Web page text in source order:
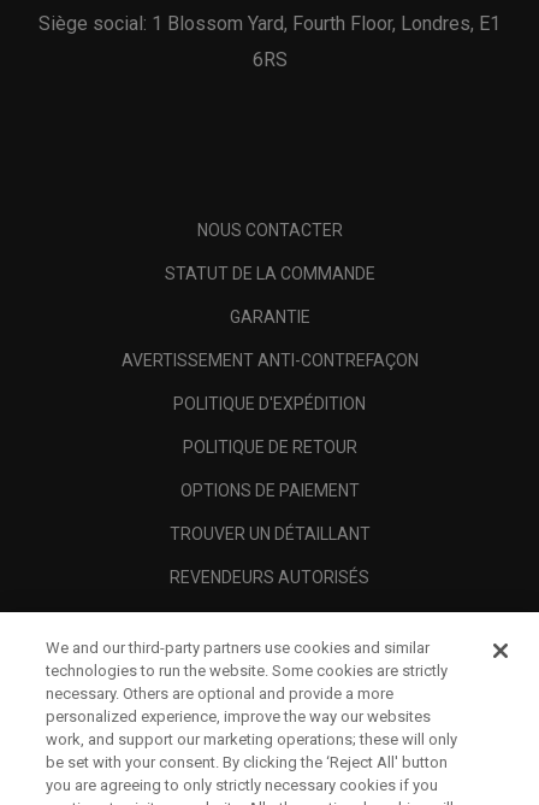
Siège social: 1 Blossom Yard, Fourth Floor, Londres, E1
6RS
NOUS CONTACTER
STATUT DE LA COMMANDE
GARANTIE
AVERTISSEMENT ANTI-CONTREFAÇON
POLITIQUE D'EXPÉDITION
POLITIQUE DE RETOUR
OPTIONS DE PAIEMENT
TROUVER UN DÉTAILLANT
REVENDEURS AUTORISÉS
A PROPOS
MENTIONS LÉGALES
We and our third-party partners use cookies and similar
technologies to run the website. Some cookies are strictly
necessary. Others are optional and provide a more
personalized experience, improve the way our websites
work, and support our marketing operations; these will only
be set with your consent. By clicking the ‘Reject All' button
you are agreeing to only strictly necessary cookies if you